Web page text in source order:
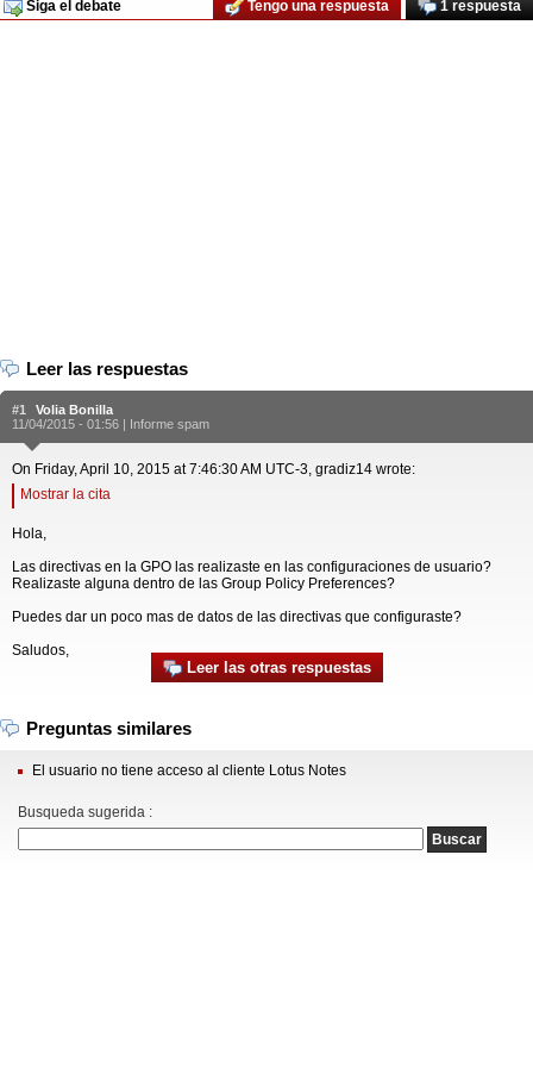
Siga el debate 1 respuesta
Tengo una respuesta
Leer las respuestas
#1
Volia Bonilla
11/04/2015 - 01:56 | Informe spam
On Friday, April 10, 2015 at 7:46:30 AM UTC-3, gradiz14 wrote:
Mostrar la cita
Hola,
Las directivas en la GPO las realizaste en las configuraciones de usuario?
Realizaste alguna dentro de las Group Policy Preferences?
Puedes dar un poco mas de datos de las directivas que configuraste?
Saludos,
Leer las otras respuestas
Preguntas similares
El usuario no tiene acceso al cliente Lotus Notes
Busqueda sugerida :